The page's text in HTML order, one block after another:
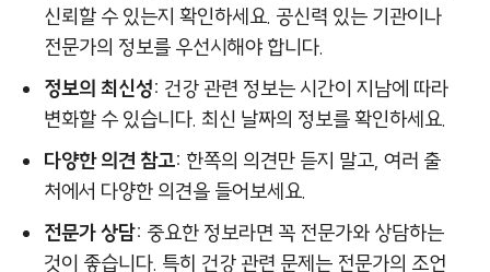
신뢰할 수 있는지 확인하세요. 공신력 있는 기관이나
전문가의 정보를 우선시해야 합니다.
정보의 최신성: 건강 관련 정보는 시간이 지남에 따라
변화할 수 있습니다. 최신 날짜의 정보를 확인하세요.
다양한 의견 참고: 한쪽의 의견만 듣지 말고, 여러 출
처에서 다양한 의견을 들어보세요.
전문가 상담: 중요한 정보라면 꼭 전문가와 상담하는
것이 좋습니다. 특히 건강 관련 문제는 전문가의 조언